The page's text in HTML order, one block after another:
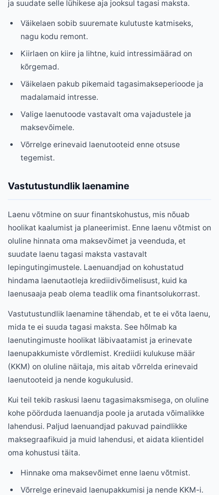
ja suudate selle lühikese aja jooksul tagasi maksta.
Väikelaen sobib suuremate kulutuste katmiseks,
nagu kodu remont.
Kiirlaen on kiire ja lihtne, kuid intressimäärad on
kõrgemad.
Väikelaen pakub pikemaid tagasimakseperioode ja
madalamaid intresse.
Valige laenutoode vastavalt oma vajadustele ja
maksevõimele.
Võrrelge erinevaid laenutooteid enne otsuse
tegemist.
Vastutustundlik laenamine
Laenu võtmine on suur finantskohustus, mis nõuab
hoolikat kaalumist ja planeerimist. Enne laenu võtmist on
oluline hinnata oma maksevõimet ja veenduda, et
suudate laenu tagasi maksta vastavalt
lepingutingimustele. Laenuandjad on kohustatud
hindama laenutaotleja krediidivõimelisust, kuid ka
laenusaaja peab olema teadlik oma finantsolukorrast.
Vastutustundlik laenamine tähendab, et te ei võta laenu,
mida te ei suuda tagasi maksta. See hõlmab ka
laenutingimuste hoolikat läbivaatamist ja erinevate
laenupakkumiste võrdlemist. Krediidi kulukuse määr
(KKM) on oluline näitaja, mis aitab võrrelda erinevaid
laenutooteid ja nende kogukulusid.
Kui teil tekib raskusi laenu tagasimaksmisega, on oluline
kohe pöörduda laenuandja poole ja arutada võimalikke
lahendusi. Paljud laenuandjad pakuvad paindlikke
maksegraafikuid ja muid lahendusi, et aidata klientidel
oma kohustusi täita.
Hinnake oma maksevõimet enne laenu võtmist.
Võrrelge erinevaid laenupakkumisi ja nende KKM-i.